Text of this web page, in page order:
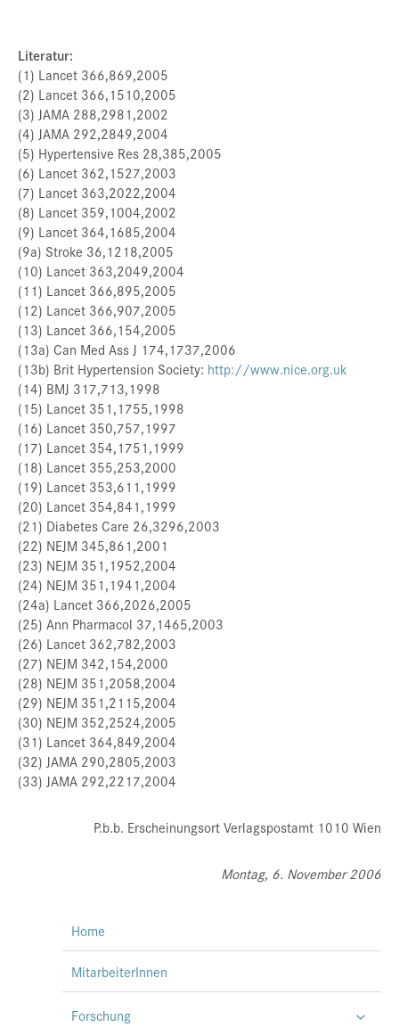
Literatur:
(1) Lancet 366,869,2005
(2) Lancet 366,1510,2005
(3) JAMA 288,2981,2002
(4) JAMA 292,2849,2004
(5) Hypertensive Res 28,385,2005
(6) Lancet 362,1527,2003
(7) Lancet 363,2022,2004
(8) Lancet 359,1004,2002
(9) Lancet 364,1685,2004
(9a) Stroke 36,1218,2005
(10) Lancet 363,2049,2004
(11) Lancet 366,895,2005
(12) Lancet 366,907,2005
(13) Lancet 366,154,2005
(13a) Can Med Ass J 174,1737,2006
(13b) Brit Hypertension Society: http://www.nice.org.uk
(14) BMJ 317,713,1998
(15) Lancet 351,1755,1998
(16) Lancet 350,757,1997
(17) Lancet 354,1751,1999
(18) Lancet 355,253,2000
(19) Lancet 353,611,1999
(20) Lancet 354,841,1999
(21) Diabetes Care 26,3296,2003
(22) NEJM 345,861,2001
(23) NEJM 351,1952,2004
(24) NEJM 351,1941,2004
(24a) Lancet 366,2026,2005
(25) Ann Pharmacol 37,1465,2003
(26) Lancet 362,782,2003
(27) NEJM 342,154,2000
(28) NEJM 351,2058,2004
(29) NEJM 351,2115,2004
(30) NEJM 352,2524,2005
(31) Lancet 364,849,2004
(32) JAMA 290,2805,2003
(33) JAMA 292,2217,2004
P.b.b. Erscheinungsort Verlagspostamt 1010 Wien
Montag, 6. November 2006
Home
MitarbeiterInnen
Forschung